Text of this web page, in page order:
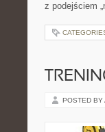
z podejściem
POSTED BY